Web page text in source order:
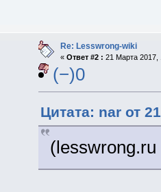
Re: Lesswrong-wiki
« Ответ #2 : 21 Марта 2017,
(−)0
Цитата: nar от